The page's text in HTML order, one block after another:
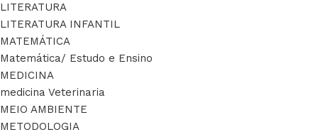
LITERATURA
LITERATURA INFANTIL
MATEMÁTICA
Matemática/ Estudo e Ensino
MEDICINA
medicina Veterinaria
MEIO AMBIENTE
METODOLOGIA